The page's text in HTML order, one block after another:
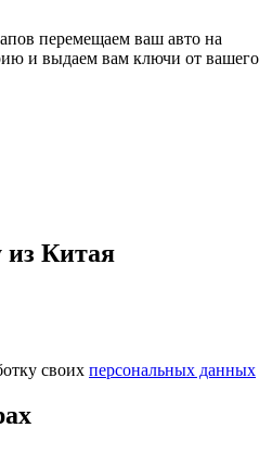
перемещаем ваш авто на
и выдаем вам ключи от вашего
из Китая
своих персональных данных